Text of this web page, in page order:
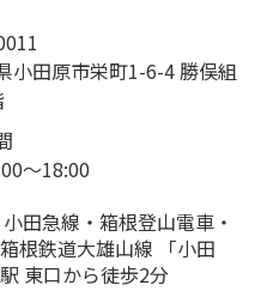
小田原市栄町1-6-4 勝俣組
～18:00
田急線・箱根登山電車・
根鉄道大雄山線 「小田
東口から徒歩2分